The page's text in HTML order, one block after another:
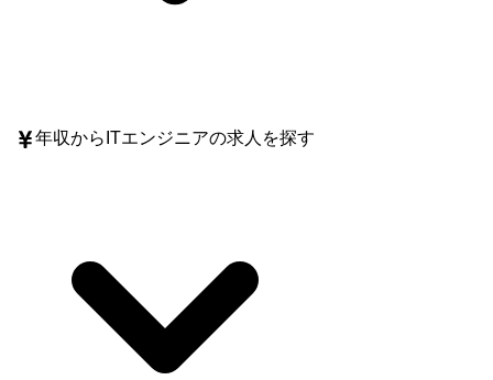
年収からITエンジニアの求人を探す